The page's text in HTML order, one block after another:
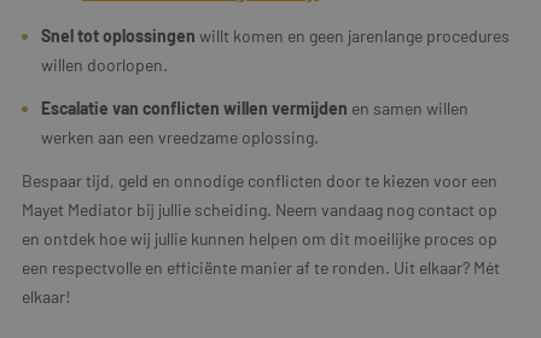
Snel tot oplossingen willt komen en geen jarenlange procedures
willen doorlopen.
Escalatie van conflicten willen vermijden en samen willen
werken aan een vreedzame oplossing.
Bespaar tijd, geld en onnodige conflicten door te kiezen voor een
Mayet Mediator bij jullie scheiding. Neem vandaag nog contact op
en ontdek hoe wij jullie kunnen helpen om dit moeilijke proces op
een respectvolle en efficiënte manier af te ronden. Uit elkaar? Mét
elkaar!